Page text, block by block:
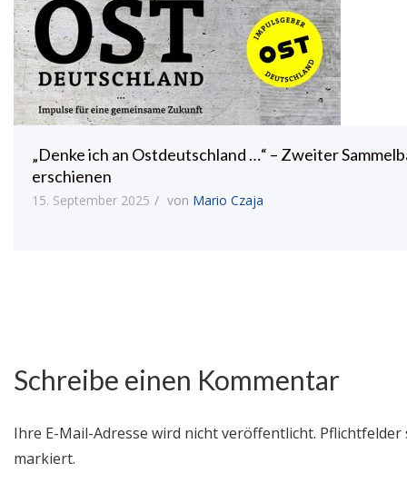
„Denke ich an Ostdeutschland …“ – Zweiter
erschienen
15. September 2025 von Mario Czaja
Schreibe einen Kommentar
Ihre E-Mail-Adresse wird nicht veröffentlicht. Pflichtfelder
markiert.